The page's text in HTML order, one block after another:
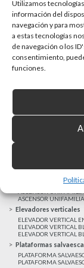
Utilizamos
información del
navegación y para
a estas tecnologías
de navegación o los
consentimiento,
funciones.
Financiación a medida
Proyecto
ELEVADOR
ASCENSOR
Elevadores verticales
ELEVADOR VERTICAL
ELEVADOR VERTICAL
ELEVADOR VERTICAL
Plataformas
PLATAFORMA
PLATAFORMA